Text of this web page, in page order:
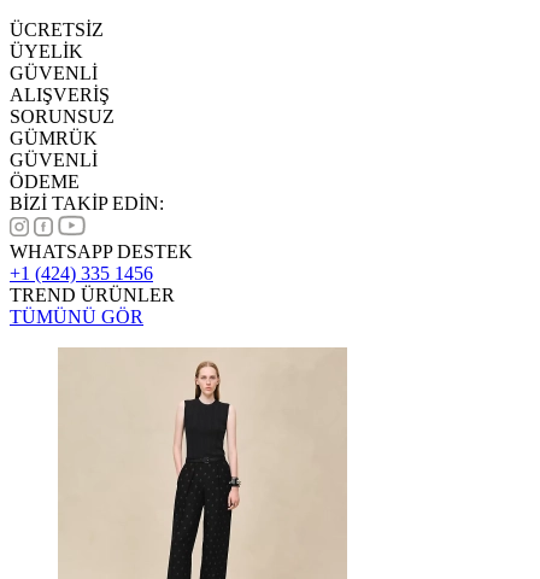
ÜCRETSİZ
ÜYELİK
GÜVENLİ
ALIŞVERİŞ
SORUNSUZ
GÜMRÜK
GÜVENLİ
ÖDEME
BİZİ TAKİP EDİN:
WHATSAPP DESTEK
+1 (424) 335 1456
TREND ÜRÜNLER
TÜMÜNÜ GÖR